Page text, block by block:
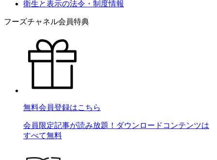
衛生と表示の法令・制度情報
フーズチャネル会員特典
無料会員登録はこちら
会員限定記事が読み放題！ダウンロードコンテンツは
すべて無料